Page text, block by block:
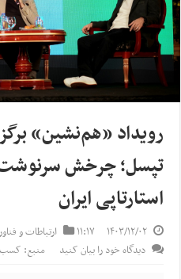
رویداد «هم‌نشین»
تپسل؛ چرخش
استارتاپی ایران
۱۴۰۳/۱۲/۰۲ ۱۱:۱۷ ارتباطات و
دیدگاه خود را بیان کنید
منبع: کسب